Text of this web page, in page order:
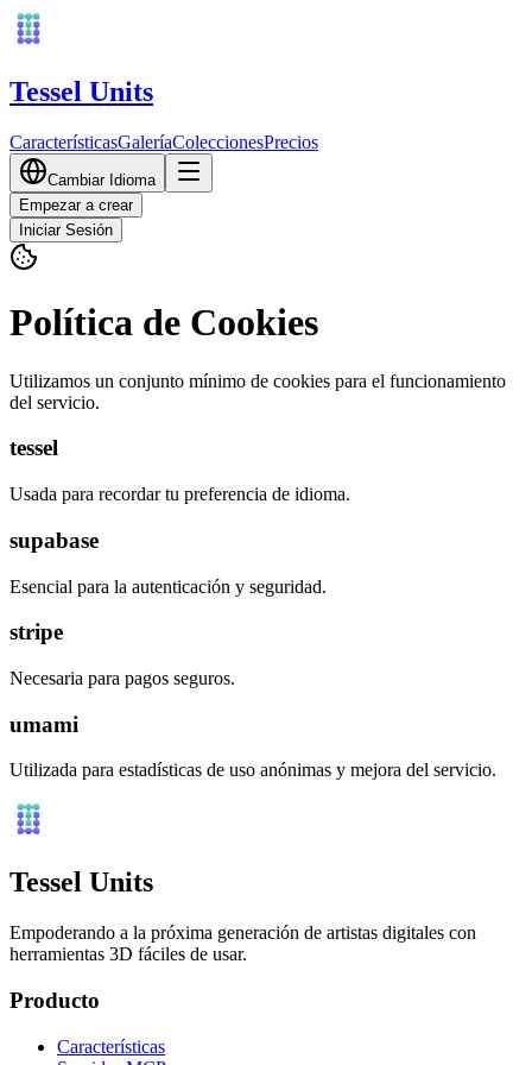
Tessel Units
CaracterísticasGaleríaColeccionesPrecios
Cambiar Idioma
Empezar a crear
Iniciar Sesión
Política de Cookies
Utilizamos un conjunto mínimo de cookies para el funcionamiento
del servicio.
tessel
Usada para recordar tu preferencia de idioma.
supabase
Esencial para la autenticación y seguridad.
stripe
Necesaria para pagos seguros.
umami
Utilizada para estadísticas de uso anónimas y mejora del servicio.
Tessel Units
Empoderando a la próxima generación de artistas digitales con
herramientas 3D fáciles de usar.
Producto
Características